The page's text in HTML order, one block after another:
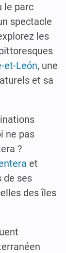
le parc
spectacle
les
et-León, une
et sa
ne pas
?
et
de ses
des îles